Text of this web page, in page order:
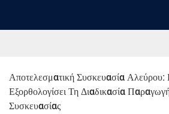
Αποτελεσματική Συσκευασία
Εξορθολογίσει Τη Διαδικασία
Συσκευασίας